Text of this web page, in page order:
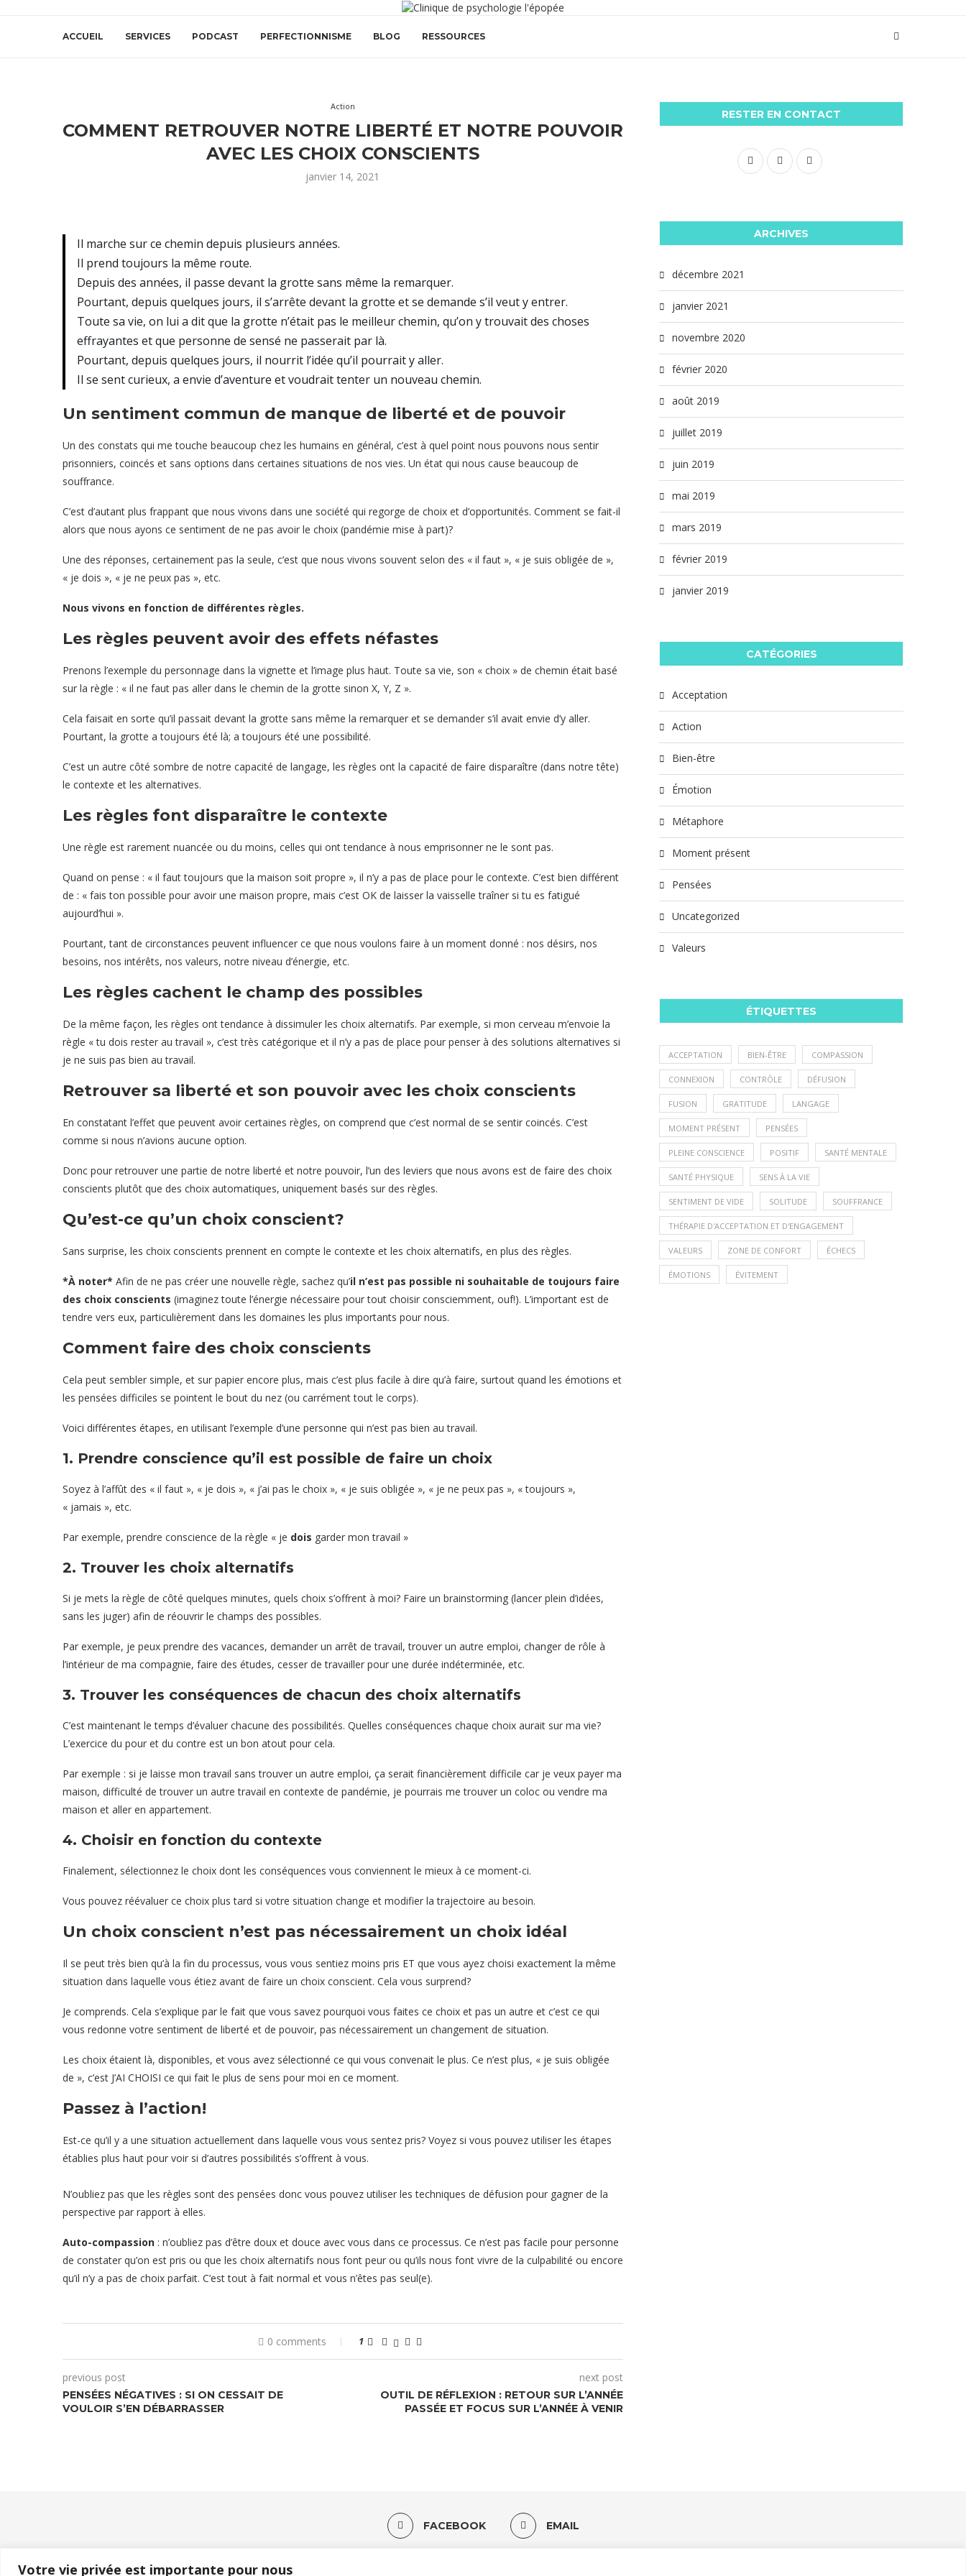
Votre vie privée est importante pour nous
ACCUEIL SERVICES PODCAST PERFECTIONNISME BLOG RESSOURCES
Action
COMMENT RETROUVER NOTRE LIBERTÉ ET NOTRE POUVOIR
AVEC LES CHOIX CONSCIENTS
janvier 14, 2021
Il marche sur ce chemin depuis plusieurs années.
Il prend toujours la même route.
Depuis des années, il passe devant la grotte sans même la remarquer.
Pourtant, depuis quelques jours, il s’arrête devant la grotte et se demande s’il veut y entrer.
Toute sa vie, on lui a dit que la grotte n’était pas le meilleur chemin, qu’on y trouvait des choses
effrayantes et que personne de sensé ne passerait par là.
Pourtant, depuis quelques jours, il nourrit l’idée qu’il pourrait y aller.
Il se sent curieux, a envie d’aventure et voudrait tenter un nouveau chemin.
Un sentiment commun de manque de liberté et de pouvoir
Un des constats qui me touche beaucoup chez les humains en général, c’est à quel point nous pouvons nous sentir
prisonniers, coincés et sans options dans certaines situations de nos vies. Un état qui nous cause beaucoup de
souffrance.
C’est d’autant plus frappant que nous vivons dans une société qui regorge de choix et d’opportunités. Comment se fait-il
alors que nous ayons ce sentiment de ne pas avoir le choix (pandémie mise à part)?
Une des réponses, certainement pas la seule, c’est que nous vivons souvent selon des « il faut », « je suis obligée de »,
« je dois », « je ne peux pas », etc.
Nous vivons en fonction de différentes règles.
Les règles peuvent avoir des effets néfastes
Prenons l’exemple du personnage dans la vignette et l’image plus haut. Toute sa vie, son « choix » de chemin était basé
sur la règle : « il ne faut pas aller dans le chemin de la grotte sinon X, Y, Z ».
Cela faisait en sorte qu’il passait devant la grotte sans même la remarquer et se demander s’il avait envie d’y aller.
Pourtant, la grotte a toujours été là; a toujours été une possibilité.
C’est un autre côté sombre de notre capacité de langage, les règles ont la capacité de faire disparaître (dans notre tête)
le contexte et les alternatives.
Les règles font disparaître le contexte
Une règle est rarement nuancée ou du moins, celles qui ont tendance à nous emprisonner ne le sont pas.
Quand on pense : « il faut toujours que la maison soit propre », il n’y a pas de place pour le contexte. C’est bien différent
de : « fais ton possible pour avoir une maison propre, mais c’est OK de laisser la vaisselle traîner si tu es fatigué
aujourd’hui ».
Pourtant, tant de circonstances peuvent influencer ce que nous voulons faire à un moment donné : nos désirs, nos
besoins, nos intérêts, nos valeurs, notre niveau d’énergie, etc.
Les règles cachent le champ des possibles
De la même façon, les règles ont tendance à dissimuler les choix alternatifs. Par exemple, si mon cerveau m’envoie la
règle « tu dois rester au travail », c’est très catégorique et il n’y a pas de place pour penser à des solutions alternatives si
je ne suis pas bien au travail.
Retrouver sa liberté et son pouvoir avec les choix conscients
En constatant l’effet que peuvent avoir certaines règles, on comprend que c’est normal de se sentir coincés. C’est
comme si nous n’avions aucune option.
Donc pour retrouver une partie de notre liberté et notre pouvoir, l’un des leviers que nous avons est de faire des choix
conscients plutôt que des choix automatiques, uniquement basés sur des règles.
Qu’est-ce qu’un choix conscient?
Sans surprise, les choix conscients prennent en compte le contexte et les choix alternatifs, en plus des règles.
*À noter* Afin de ne pas créer une nouvelle règle, sachez qu’il n’est pas possible ni souhaitable de toujours faire
des choix conscients (imaginez toute l’énergie nécessaire pour tout choisir consciemment, ouf!). L’important est de
tendre vers eux, particulièrement dans les domaines les plus importants pour nous.
Comment faire des choix conscients
Cela peut sembler simple, et sur papier encore plus, mais c’est plus facile à dire qu’à faire, surtout quand les émotions et
les pensées difficiles se pointent le bout du nez (ou carrément tout le corps).
Voici différentes étapes, en utilisant l’exemple d’une personne qui n’est pas bien au travail.
1. Prendre conscience qu’il est possible de faire un choix
Soyez à l’affût des « il faut », « je dois », « j’ai pas le choix », « je suis obligée », « je ne peux pas », « toujours »,
« jamais », etc.
Par exemple, prendre conscience de la règle « je dois garder mon travail »
2. Trouver les choix alternatifs
Si je mets la règle de côté quelques minutes, quels choix s’offrent à moi? Faire un brainstorming (lancer plein d’idées,
sans les juger) afin de réouvrir le champs des possibles.
Par exemple, je peux prendre des vacances, demander un arrêt de travail, trouver un autre emploi, changer de rôle à
l’intérieur de ma compagnie, faire des études, cesser de travailler pour une durée indéterminée, etc.
3. Trouver les conséquences de chacun des choix alternatifs
C’est maintenant le temps d’évaluer chacune des possibilités. Quelles conséquences chaque choix aurait sur ma vie?
L’exercice du pour et du contre est un bon atout pour cela.
Par exemple : si je laisse mon travail sans trouver un autre emploi, ça serait financièrement difficile car je veux payer ma
maison, difficulté de trouver un autre travail en contexte de pandémie, je pourrais me trouver un coloc ou vendre ma
maison et aller en appartement.
4. Choisir en fonction du contexte
Finalement, sélectionnez le choix dont les conséquences vous conviennent le mieux à ce moment-ci.
Vous pouvez réévaluer ce choix plus tard si votre situation change et modifier la trajectoire au besoin.
Un choix conscient n’est pas nécessairement un choix idéal
Il se peut très bien qu’à la fin du processus, vous vous sentiez moins pris ET que vous ayez choisi exactement la même
situation dans laquelle vous étiez avant de faire un choix conscient. Cela vous surprend?
Je comprends. Cela s’explique par le fait que vous savez pourquoi vous faites ce choix et pas un autre et c’est ce qui
vous redonne votre sentiment de liberté et de pouvoir, pas nécessairement un changement de situation.
Les choix étaient là, disponibles, et vous avez sélectionné ce qui vous convenait le plus. Ce n’est plus, « je suis obligée
de », c’est J’AI CHOISI ce qui fait le plus de sens pour moi en ce moment.
Passez à l’action!
Est-ce qu’il y a une situation actuellement dans laquelle vous vous sentez pris? Voyez si vous pouvez utiliser les étapes
établies plus haut pour voir si d’autres possibilités s’offrent à vous.
N’oubliez pas que les règles sont des pensées donc vous pouvez utiliser lestechniques de défusion pour gagner de la
perspective par rapport à elles.
Auto-compassion : n’oubliez pas d’être doux et douce avec vous dans ce processus. Ce n’est pas facile pour personne
de constater qu’on est pris ou que les choix alternatifs nous font peur ou qu’ils nous font vivre de la culpabilité ou encore
qu’il n’y a pas de choix parfait. C’est tout à fait normal et vous n’êtes pas seul(e).
0 comments 1
previous post
PENSÉES NÉGATIVES : SI ON CESSAIT DE
VOULOIR S’EN DÉBARRASSER
next post
OUTIL DE RÉFLEXION : RETOUR SUR L’ANNÉE
PASSÉE ET FOCUS SUR L’ANNÉE À VENIR
RESTER EN CONTACT
ARCHIVES
décembre 2021
janvier 2021
novembre 2020
février 2020
août 2019
juillet 2019
juin 2019
mai 2019
mars 2019
février 2019
janvier 2019
CATÉGORIES
Acceptation
Action
Bien-être
Émotion
Métaphore
Moment présent
Pensées
Uncategorized
Valeurs
ÉTIQUETTES
ACCEPTATION BIEN-ÊTRE COMPASSION
CONNEXION CONTRÔLE DÉFUSION
FUSION GRATITUDE LANGAGE
MOMENT PRÉSENT PENSÉES
PLEINE CONSCIENCE POSITIF SANTÉ MENTALE
SANTÉ PHYSIQUE SENS À LA VIE
SENTIMENT DE VIDE SOLITUDE SOUFFRANCE
THÉRAPIE D'ACCEPTATION ET D'ENGAGEMENT
VALEURS ZONE DE CONFORT ÉCHECS
ÉMOTIONS ÉVITEMENT
FACEBOOK EMAIL